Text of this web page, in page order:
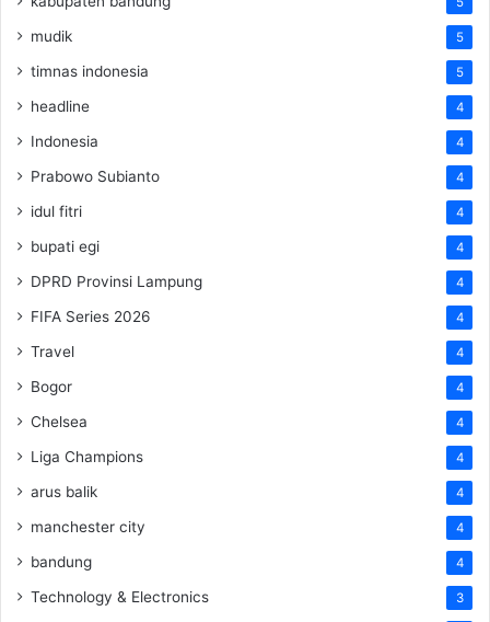
mudik 5
timnas indonesia 5
headline 4
Indonesia 4
Prabowo Subianto 4
idul fitri 4
bupati egi 4
DPRD Provinsi Lampung 4
FIFA Series 2026 4
Travel 4
Bogor 4
Chelsea 4
Liga Champions 4
arus balik 4
manchester city 4
bandung 4
Technology & Electronics 3